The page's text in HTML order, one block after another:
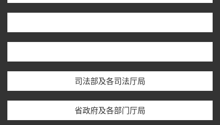
司法部及各司法厅局
省政府及各部门厅局